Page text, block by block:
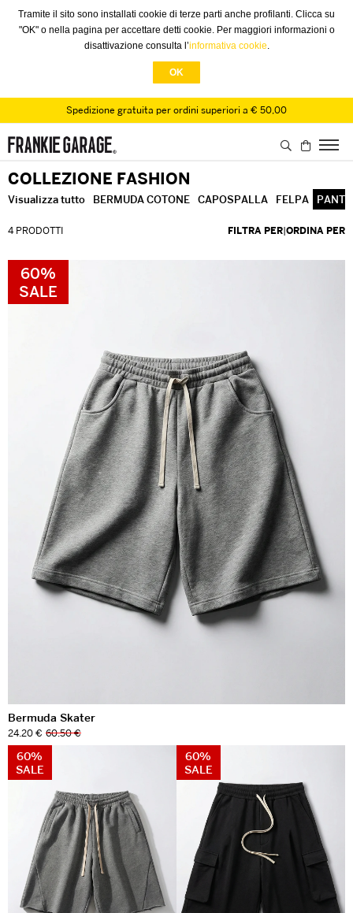
Tramite il sito sono installati cookie di terze parti anche profilanti. Clicca su
"OK" o nella pagina per accettare detti cookie. Per maggiori informazioni o
disattivazione consulta l’informativa cookie.
OK
Spedizione gratuita per ordini superiori a € 50,00
COLLEZIONE FASHION
Visualizza tutto BERMUDA COTONE CAPOSPALLA FELPA
4 PRODOTTI FILTRA PER|ORDINA PER
60%
SALE
Bermuda Skater
24.20 € 60.50 €
60%
SALE
60%
SALE